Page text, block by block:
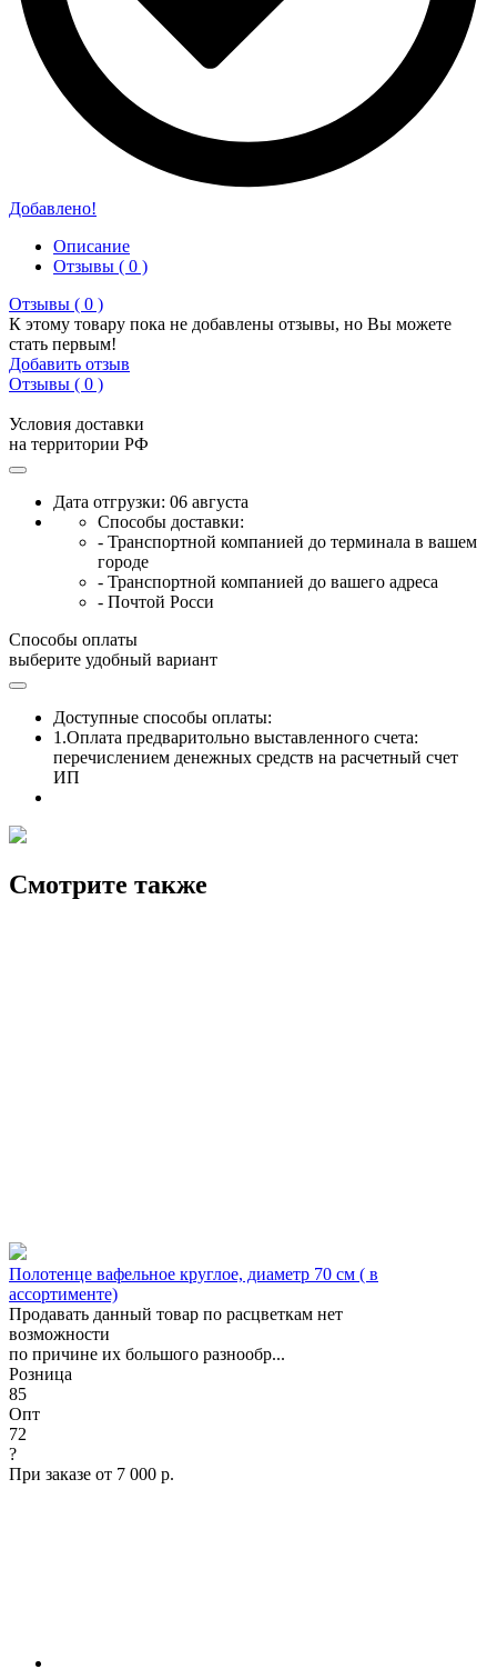
Добавлено!
Описание
Отзывы ( 0 )
Отзывы ( 0 )
К этому товару пока не добавлены отзывы, но Вы можете
стать первым!
Добавить отзыв
Отзывы ( 0 )
Условия доставки
на территории РФ
Дата отгрузки: 06 августа
Способы доставки:
- Транспортной компанией до терминала в вашем
городе
- Транспортной компанией до вашего адреса
- Почтой Росси
Способы оплаты
выберите удобный вариант
Доступные способы оплаты:
1.Оплата предваритольно выставленного счета:
перечислением денежных средств на расчетный счет
ИП
Смотрите также
Полотенце вафельное круглое, диаметр 70 см ( в
ассортименте)
Продавать данный товар по расцветкам нет
возможности
по причине их большого разнообр...
Розница
85
Опт
72
?
При заказе от 7 000 р.